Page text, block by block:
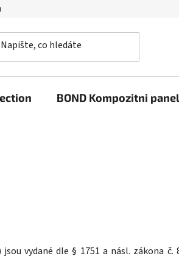
BOND Kompozitni
vydané dle § 1751 a násl. zákona